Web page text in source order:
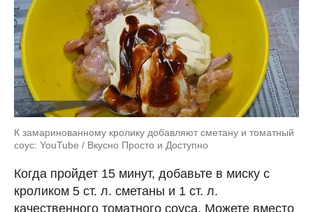
К замаринованному кролику добавляют сметану и томатный
соус: YouTube / Вкусно Просто и Доступно
Когда пройдет 15 минут, добавьте в миску с
кроликом 5 ст. л. сметаны и 1 ст. л.
качественного томатного соуса. Можете вместо